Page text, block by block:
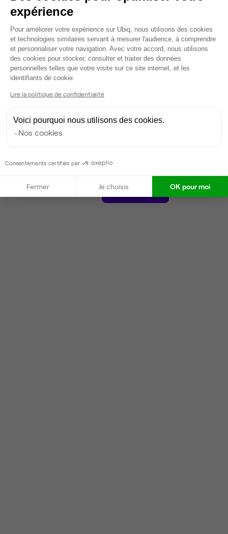
14 976 €
Voir tout
Gestionnaire de l'espace
Partenaire depuis 2017
Répond en quelques jours
Locataires trouvés sur Ubiq : 1
Contacter
expérience
Plateforme de Gestion du
Pour améliorer votre expérience sur Ubiq, nous utilisons des cookies
et technologies similaires servant à mesurer l'audience, à comprendre
et personnaliser votre navigation. Avec votre accord, nous utilisons
des cookies pour stocker, consulter et traiter des données
personnelles telles que votre visite sur ce site internet, et les
identifiants de cookie.
Lire la politique de confidentialité
Voici pourquoi nous utilisons des cookies.
Nos cookies
Consentements certifiés par
Fermer Je choisis OK pour moi